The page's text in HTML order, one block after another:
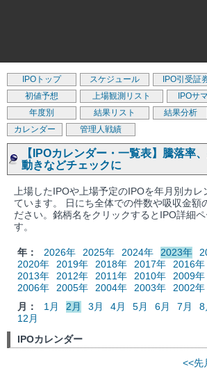
IPOトップ スケジュール
IPO引受証
初値予想
上場観測リスト
IPOサ
年度別
結果リスト 結果分析
カレンダー
管理人戦績
【IPOカレンダー・一覧表】騰落率
動きなどチェックに
上場したIPOや上場予定のIPOを年月別カレ
ています。 日にち全体での件数や吸収金額
ださい。銘柄名をクリックするとIPO詳細
す。
年： 2026年 2025年 2024年 2023年
2020年
2019年 2018年 2017年 2016年
2013年
2012年 2011年 2010年 2009年
2006年
2005年 2004年 2003年 2002年
月：
1月 2月 3月 4月 5月 6月 7月 8
12月
IPOカレンダー
<<先